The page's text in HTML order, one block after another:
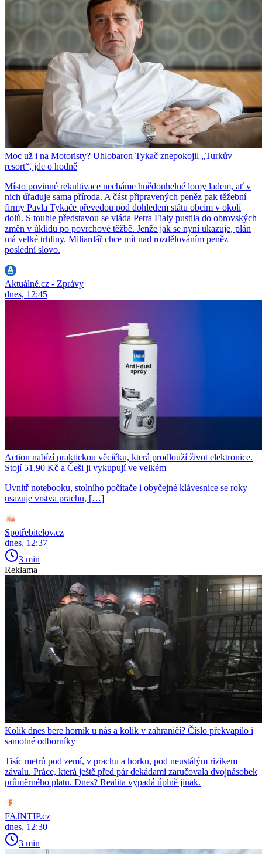
Moc už i na Motoristy? Uhlobaron Tykač znepokojil „Turkův
resort“, jde o hodně
Místo povinné rekultivace necháme hnědouhelné lomy ladem, ať v
nich úřaduje sama příroda. A část připravených peněz pak těžební
firmy Pavla Tykače převedou pod dohledem státu obcím v okolí
dolů. S touhle představou se vláda Petra Fialy pustila do obrovských
změn v úklidu po povrchové těžbě. Jenže jak se nyní ukazuje, plán
má velké trhliny. Miliardář chce mít nad rozdělováním peněz
poslední slovo.
Aktuálně.cz - Zprávy
dnes, 12:45
Action nabízí praktickou věcičku, která prodlouží život elektronice.
Stojí 51,90 Kč a Češi ji vykupují ve velkém
Uvnitř notebooku, stolního počítače i obyčejné klávesnice se roky
usazuje vrstva prachu, […]
Spotřebitelov.cz
dnes, 12:37
3 min
Reklama
Kolik dnes bere horník u nás a kolik v zahraničí? Číslo překvapilo i
samotné odborníky
Tisíc metrů pod zemí, v prachu a horku, pod neustálým rizikem
závalu. Práce, která ještě před pár dekádami zaručovala dvojnásobek
průměrného platu. Dnes? Realita vypadá úplně jinak.
FAJNTIP.cz
dnes, 12:30
3 min